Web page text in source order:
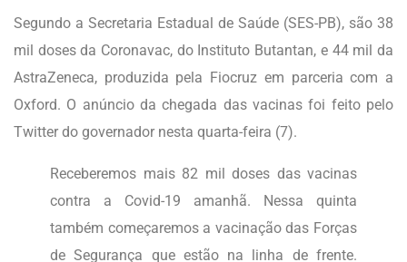
Segundo a Secretaria Estadual de Saúde (SES-PB), são 38
mil doses da Coronavac, do Instituto Butantan, e 44 mil da
AstraZeneca, produzida pela Fiocruz em parceria com a
Oxford. O anúncio da chegada das vacinas foi feito pelo
Twitter do governador nesta quarta-feira (7).
Receberemos mais 82 mil doses das vacinas
contra a Covid-19 amanhã. Nessa quinta
também começaremos a vacinação das Forças
de Segurança que estão na linha de frente.